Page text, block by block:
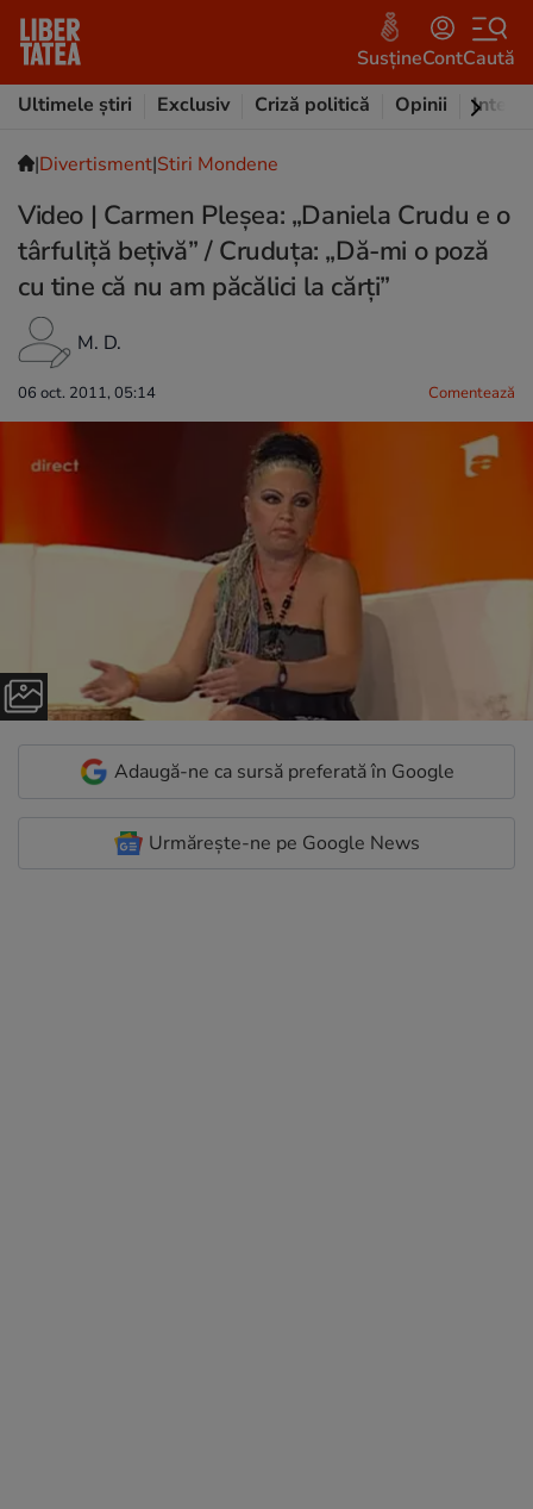
SusțineContCaută
Ultimele știri
Exclusiv Criză politică Opinii
|Divertisment|Stiri Mondene
Video | Carmen Pleșea: „Daniela Crudu e o
târfuliță bețivă” / Cruduța: „Dă-mi o poză
cu tine că nu am păcălici la cărți”
M. D.
06 oct. 2011, 05:14 Comentează
Adaugă-ne ca sursă preferată în Google
Urmărește-ne pe Google News